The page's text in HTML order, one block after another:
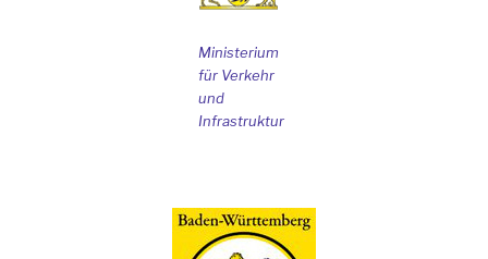
Ministerium
für Verkehr
und
Infrastruktur